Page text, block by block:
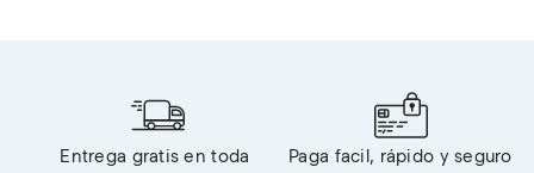
Entrega gratis en toda
Paga facil, rápido y seguro